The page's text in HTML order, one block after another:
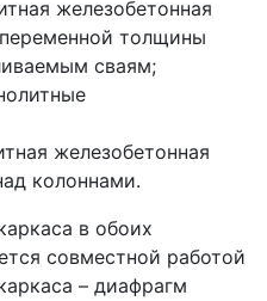
железобетонная
толщины
сваям;
железобетонная
колоннами.
в обоих
совместной работой
– диафрагм